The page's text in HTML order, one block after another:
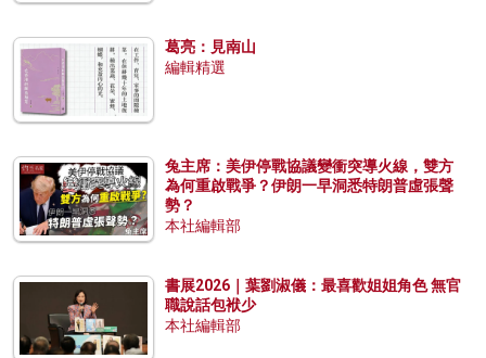
葛亮：見南山
編輯精選
兔主席：美伊停戰協議變衝突導火線，雙方
為何重啟戰爭？伊朗一早洞悉特朗普虛張聲
勢？
本社編輯部
書展2026｜葉劉淑儀：最喜歡姐姐角色 無官
職說話包袱少
本社編輯部